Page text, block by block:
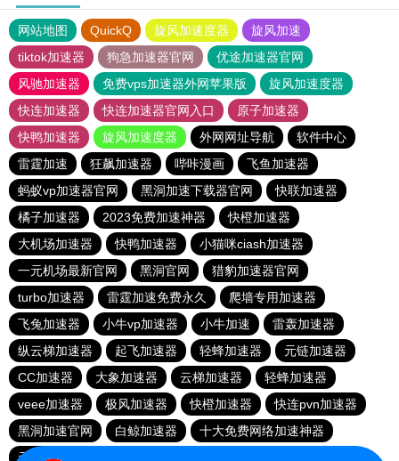
网站地图 QuickQ 旋风加速度器
旋风加速
tiktok加速器
狗急加速器官网
优途加速器官网
风驰加速器
免费vps加速器外网苹果版
旋风加速度器
快连加速器
快连加速器官网入口
原子加速器
快鸭加速器
旋风加速度器 外网网址导航
软件中心
雷霆加速
狂飙加速器 哔咔漫画
飞鱼加速器
蚂蚁vp加速器官网
黑洞加速下载器官网
快联加速器
橘子加速器
2023免费加速神器
快橙加速器
大机场加速器
快鸭加速器
小猫咪ciash加速器
一元机场最新官网
黑洞官网
猎豹加速器官网
turbo加速器
雷霆加速免费永久
爬墙专用加速器
飞兔加速器
小牛vp加速器 小牛加速
雷轰加速器
纵云梯加速器
起飞加速器 轻蜂加速器
元链加速器
CC加速器
大象加速器 云梯加速器
轻蜂加速器
veee加速器
极风加速器 快橙加速器
快连pvn加速器
黑洞加速官网
白鲸加速器
十大免费网络加速神器
元链加速器